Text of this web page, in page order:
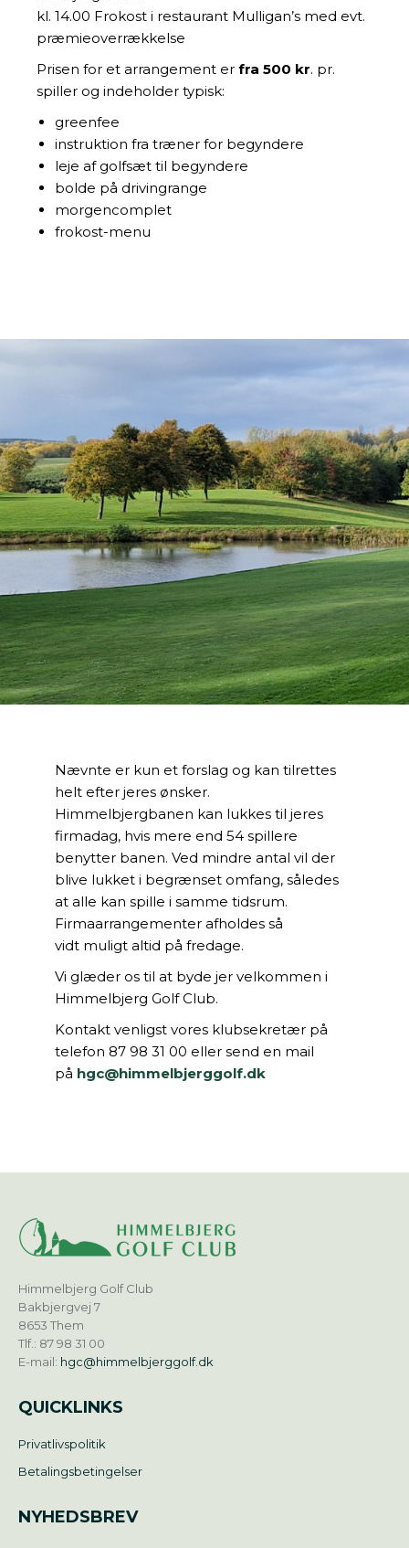
kl. 14.00 Frokost i restaurant Mulligan’s med evt.
præmieoverrækkelse
Prisen for et arrangement er fra 500 kr. pr.
spiller og indeholder typisk:
greenfee
instruktion fra træner for begyndere
leje af golfsæt til begyndere
bolde på drivingrange
morgencomplet
frokost-menu
Nævnte er kun et forslag og kan tilrettes
helt efter jeres ønsker.
Himmelbjergbanen kan lukkes til jeres
firmadag, hvis mere end 54 spillere
benytter banen. Ved mindre antal vil der
blive lukket i begrænset omfang, således
at alle kan spille i samme tidsrum.
Firmaarrangementer afholdes så
vidt muligt altid på fredage.
Vi glæder os til at byde jer velkommen i
Himmelbjerg Golf Club.
Kontakt venligst vores klubsekretær på
telefon 87 98 31 00 eller send en mail
på hgc@himmelbjerggolf.dk
Himmelbjerg Golf Club
Bakbjergvej 7
8653 Them
Tlf.: 87 98 31 00
E-mail: hgc@himmelbjerggolf.dk
QUICKLINKS
Privatlivspolitik
Betalingsbetingelser
NYHEDSBREV